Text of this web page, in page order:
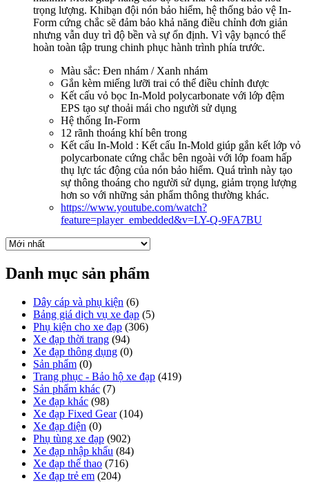
trọng lượng. Khibạn đội nón bảo hiểm, hệ thống bảo vệ In-
Form cứng chắc sẽ đảm bảo khả năng điều chỉnh đơn giản
nhưng vẫn duy trì độ bền và sự ổn định. Vì vậy bạncó thể
hoàn toàn tập trung chinh phục hành trình phía trước.
Màu sắc: Đen nhám / Xanh nhám
Gắn kèm miếng lưỡi trai có thể điều chỉnh được
Kết cấu vỏ bọc In-Mold polycarbonate với lớp đệm
EPS tạo sự thoải mái cho người sử dụng
Hệ thống In-Form
12 rãnh thoáng khí bên trong
Kết cấu In-Mold : Kết cấu In-Mold giúp gắn kết lớp vỏ
polycarbonate cứng chắc bên ngoài với lớp foam hấp
thụ lực tác động của nón bảo hiểm. Quá trình này tạo
sự thông thoáng cho người sử dụng, giảm trọng lượng
hơn so với những sản phẩm thông thường khác.
https://www.youtube.com/watch?
feature=player_embedded&v=LY-Q-9FA7BU
Danh mục sản phẩm
Dây cáp và phụ kiện (6)
Bảng giá dịch vụ xe đạp (5)
Phụ kiện cho xe đạp (306)
Xe đạp thời trang (94)
Xe đạp thông dụng (0)
Sản phẩm (0)
Trang phục - Bảo hộ xe đạp (419)
Sản phẩm khác (7)
Xe đạp khác (98)
Xe đạp Fixed Gear (104)
Xe đạp điện (0)
Phụ tùng xe đạp (902)
Xe đạp nhập khẩu (84)
Xe đạp thể thao (716)
Xe đạp trẻ em (204)